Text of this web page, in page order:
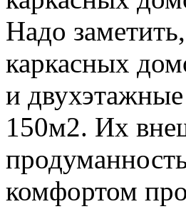
Надо
каркасных
и
150м2. Их
комфортом